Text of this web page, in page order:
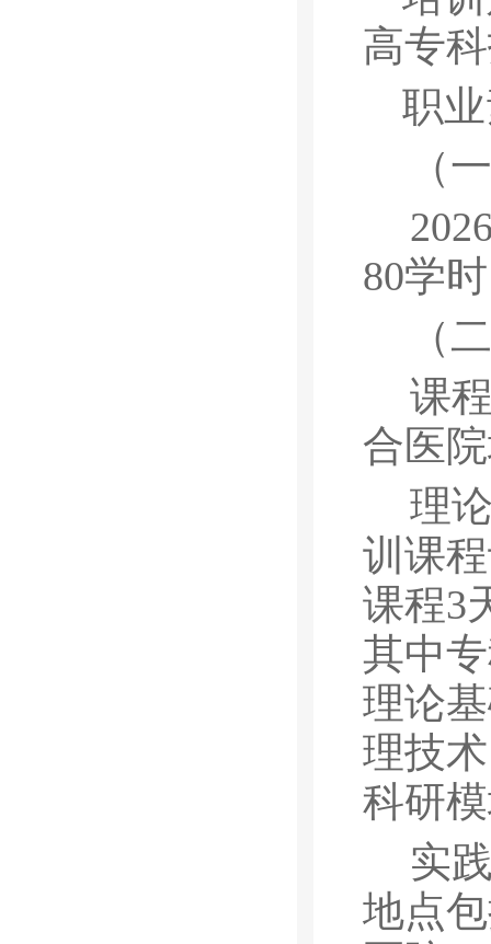
高专科
职
（
80学
（
课
合医
理
训课
课程3
其中
理论
理技
科研
实
地点